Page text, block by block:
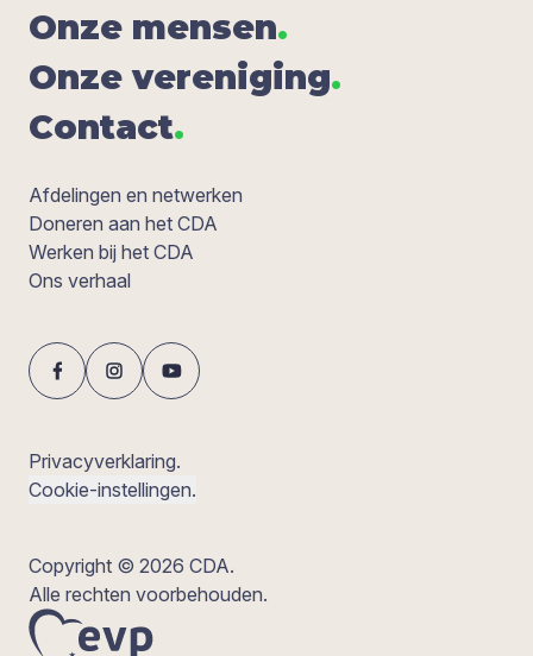
Onze men­sen.
Onze ver­e­ni­ging.
Con­tact.
Afdelingen en netwerken
Doneren aan het CDA
Werken bij het CDA
Ons verhaal
Privacyverklaring.
Cookie-instellingen.
Copyright © 2026 CDA.
Alle rechten voorbehouden.